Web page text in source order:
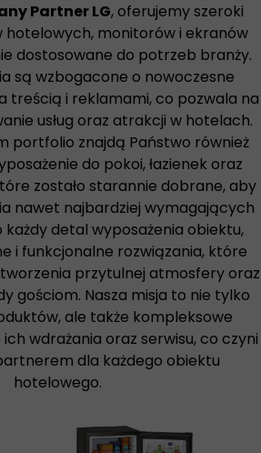
Partner LG, oferujemy szeroki
monitorów i ekranów
dostosowane do potrzeb branży.
są wzbogacone o nowoczesne
treścią i reklamami, co pozwala na
usług oraz atrakcji w hotelach.
portfolio znajdą Państwo również
do pokoi, łazienek oraz
zostało starannie dobrane, aby
nawet najbardziej wymagających
detal wyposażenia obiektu,
i funkcjonalne rozwiązania, które
przytulnej atmosfery oraz
gościom. Nasza misja to nie tylko
ale także kompleksowe
wdrażania oraz serwisu, co czyni
dla każdego obiektu
hotelowego.